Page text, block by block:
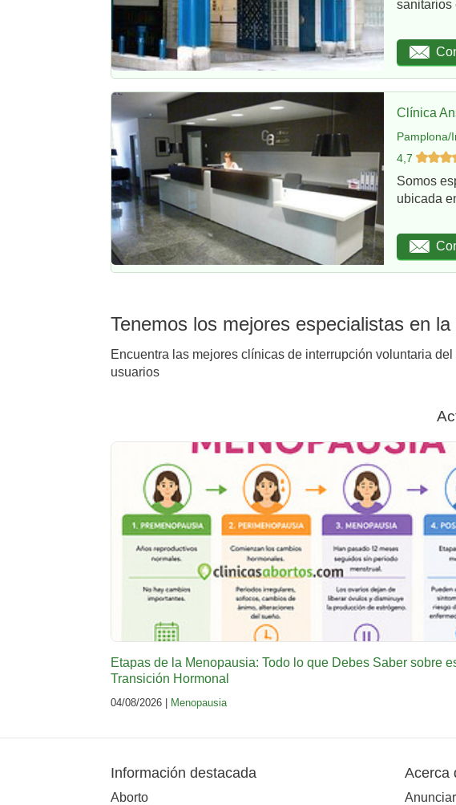
sanitarios
Clínica
Pamplona/
4,7
Somos
ubicada
Tenemos los mejores especialistas en
Encuentra las mejores clínicas de interrupción voluntaria
usuarios
Etapas de la Menopausia: Todo lo que Debes Saber sobre
Transición Hormonal
04/08/2026 | Menopausia
Información destacada
Aborto
Acerca